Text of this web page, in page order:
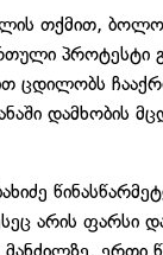
თქმით,
პროტესტი
ცდილობს
დამხობის
არის ფარსი